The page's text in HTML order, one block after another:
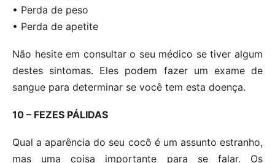
• Perda de peso
• Perda de apetite
Não hesite em consultar o seu médico se tiver algum
destes sintomas. Eles podem fazer um exame de
sangue para determinar se você tem esta doença.
10 – FEZES PÁLIDAS
Qual a aparência do seu cocô é um assunto estranho,
mas uma coisa importante para se falar. Os